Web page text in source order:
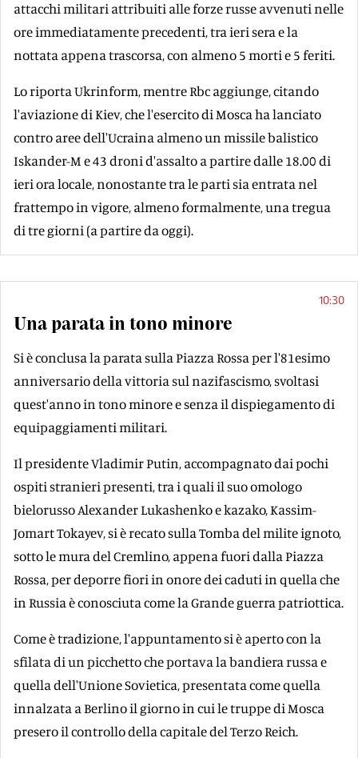
attacchi militari attribuiti alle forze russe avvenuti nelle
ore immediatamente precedenti, tra ieri sera e la
nottata appena trascorsa, con almeno 5 morti e 5 feriti.
Lo riporta Ukrinform, mentre Rbc aggiunge, citando
l'aviazione di Kiev, che l'esercito di Mosca ha lanciato
contro aree dell'Ucraina almeno un missile balistico
Iskander-M e 43 droni d'assalto a partire dalle 18.00 di
ieri ora locale, nonostante tra le parti sia entrata nel
frattempo in vigore, almeno formalmente, una tregua
di tre giorni (a partire da oggi).
10:30
Una parata in tono minore
Si è conclusa la parata sulla Piazza Rossa per l'81esimo
anniversario della vittoria sul nazifascismo, svoltasi
quest'anno in tono minore e senza il dispiegamento di
equipaggiamenti militari.
Il presidente Vladimir Putin, accompagnato dai pochi
ospiti stranieri presenti, tra i quali il suo omologo
bielorusso Alexander Lukashenko e kazako, Kassim-
Jomart Tokayev, si è recato sulla Tomba del milite ignoto,
sotto le mura del Cremlino, appena fuori dalla Piazza
Rossa, per deporre fiori in onore dei caduti in quella che
in Russia è conosciuta come la Grande guerra patriottica.
Come è tradizione, l'appuntamento si è aperto con la
sfilata di un picchetto che portava la bandiera russa e
quella dell'Unione Sovietica, presentata come quella
innalzata a Berlino il giorno in cui le truppe di Mosca
presero il controllo della capitale del Terzo Reich.